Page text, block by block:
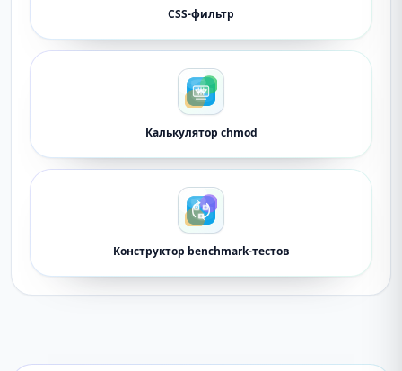
CSS-фильтр
Калькулятор chmod
Конструктор benchmark-тестов